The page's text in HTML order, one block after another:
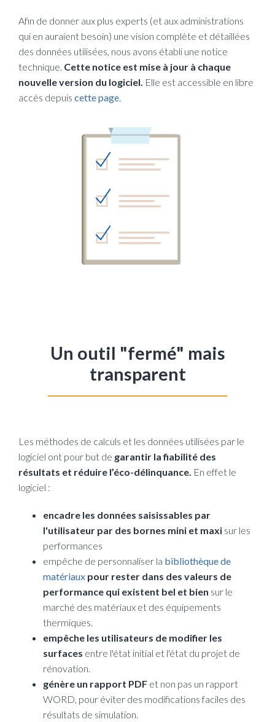
Afin de donner aux plus experts (et aux administrations
qui en auraient besoin) une vision complète et détaillées
des données utilisées, nous avons établi une notice
technique. Cette notice est mise à jour à chaque
nouvelle version du logiciel. Elle est accessible en libre
accès depuis cette page.
Un outil "fermé" mais
transparent
Les méthodes de calculs et les données utilisées par le
logiciel ont pour but de garantir la fiabilité des
résultats et réduire l’éco-délinquance. En effet le
logiciel :
encadre les données saisissables par
l'utilisateur par des bornes mini et maxi sur les
performances
empêche de personnaliser la bibliothèque de
matériaux (opens new window)
pour rester dans des valeurs de
performance qui existent bel et bien sur le
marché des matériaux et des équipements
thermiques.
empêche les utilisateurs de modifier les
surfaces entre l'état initial et l'état du projet de
rénovation.
génère un rapport PDF et non pas un rapport
WORD, pour éviter des modifications faciles des
résultats de simulation.